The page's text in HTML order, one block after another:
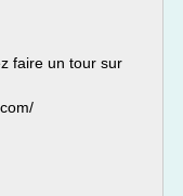
faire un tour sur